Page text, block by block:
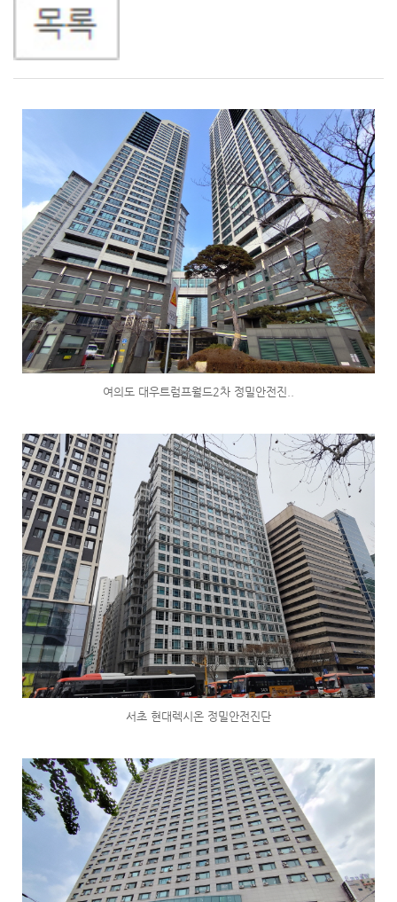
여의도 대우트럼프월드2차 정밀안전진..
서초 현대렉시온 정밀안전진단